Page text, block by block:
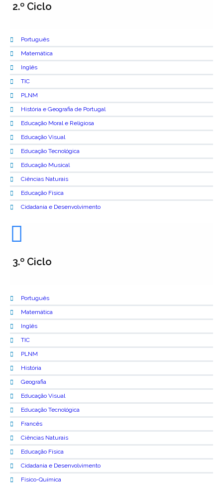
2.º Ciclo
Português
Matemática
Inglês
TIC
PLNM
História e Geografia de Portugal
Educação Moral e Religiosa
Educação Visual
Educação Tecnológica
Educação Musical
Ciências Naturais
Educação Física
Cidadania e Desenvolvimento
3.º Ciclo
Português
Matemática
Inglês
TIC
PLNM
História
Geografia
Educação Visual
Educação Tecnológica
Francês
Ciências Naturais
Educação Física
Cidadania e Desenvolvimento
Físico-Química